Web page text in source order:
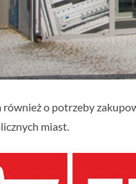
również o potrzeby
miast.